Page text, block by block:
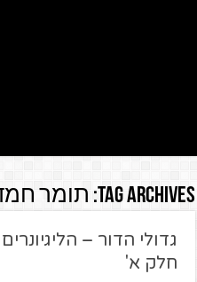
Tag Archives: תומר
גדולי הדור –
חלק א'